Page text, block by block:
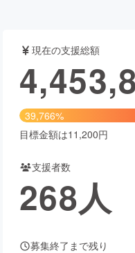
ォーマンス
・ヘルスケア
現在の支援総額
39,766%
目標金額は11,200円
支援者数
268人
募集終了まで残り